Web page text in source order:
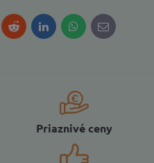
RedditLinkedInWhatsApp
E-
mail
Priaznivé ceny